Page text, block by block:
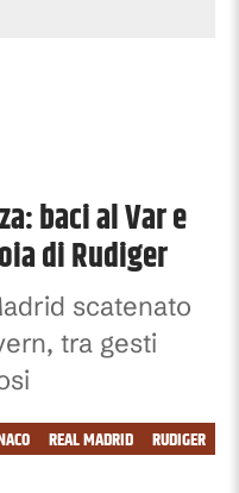
baci al Var e
di Rudiger
scatenato
tra gesti
RUDIGER
REAL MADRID